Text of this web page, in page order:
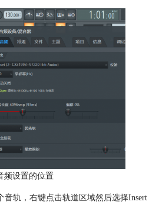
频设置的位置
音轨，右键点击轨道区域然后选择Insert